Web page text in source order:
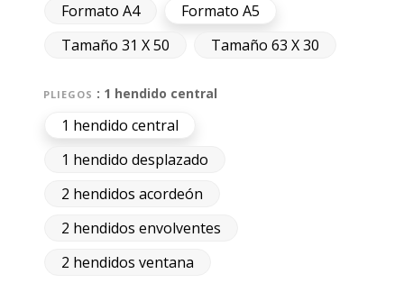
Formato A4
Formato A5
Tamaño 31 X 50
Tamaño 63 X 30
PLIEGOS : 1 hendido central
1 hendido central
1 hendido desplazado
2 hendidos acordeón
2 hendidos envolventes
2 hendidos ventana